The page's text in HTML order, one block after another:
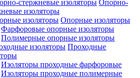
Опорно-
изоляторы
Опорные изоляторы
Фарфоровые опорные изоляторы
Полимерные опорные изоляторы
Проходные
Изоляторы проходные фарфоровые
Изоляторы проходные полимерные